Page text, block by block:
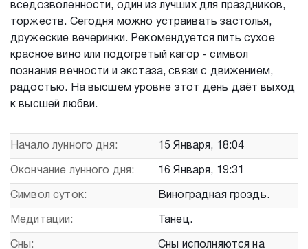
вседозволенности, один из лучших для праздников,
торжеств. Сегодня можно устраивать застолья,
дружеские вечеринки. Рекомендуется пить сухое
красное вино или подогретый кагор - символ
познания вечности и экстаза, связи с движением,
радостью. На высшем уровне этот день даёт выход
к высшей любви.
Начало лунного дня: 15 Января, 18:04
Окончание лунного дня: 16 Января, 19:31
Символ суток: Виноградная гроздь.
Медитации: Танец.
Сны: Сны исполняются на